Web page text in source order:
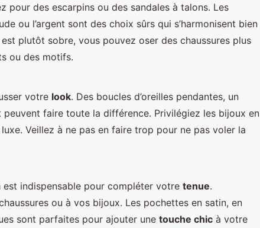
pour des escarpins ou des sandales à talons. Les
ou l’argent sont des choix sûrs qui s’harmonisent bien
est plutôt sobre, vous pouvez oser des chaussures plus
ou des motifs.
votre look. Des boucles d’oreilles pendantes, un
faire toute la différence. Privilégiez les bijoux en
Veillez à ne pas en faire trop pour ne pas voler la
indispensable pour compléter votre tenue.
ou à vos bijoux. Les pochettes en satin, en
sont parfaites pour ajouter une touche chic à votre